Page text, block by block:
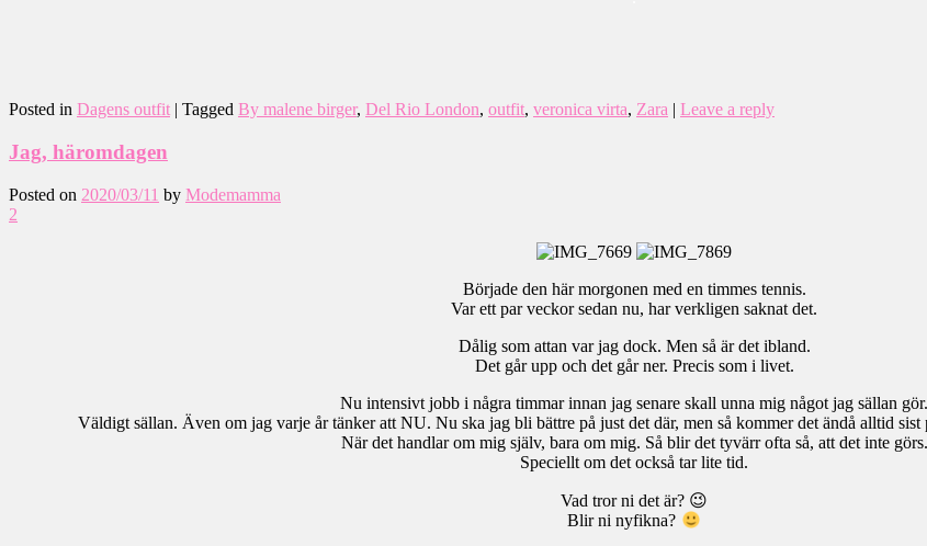
Posted in Dagens outfit | Tagged By malene birger, Del Rio London, outfit, veronica virta, Zara | Leave a reply
Jag, häromdagen
Posted on 2020/03/11 by Modemamma
2
Började den här morgonen med en timmes tennis.
Var ett par veckor sedan nu, har verkligen saknat det.
Dålig som attan var jag dock. Men så är det ibland.
Det går upp och det går ner. Precis som i livet.
Nu intensivt jobb i några timmar innan jag senare skall unna mig något jag sällan gör.
Väldigt sällan. Även om jag varje år tänker att NU. Nu ska jag bli bättre på just det där, men så kommer det ändå alltid
När det handlar om mig själv, bara om mig. Så blir det tyvärr ofta så, att det inte görs.
Speciellt om det också tar lite tid.
Vad tror ni det är? 😉
Blir ni nyfikna?